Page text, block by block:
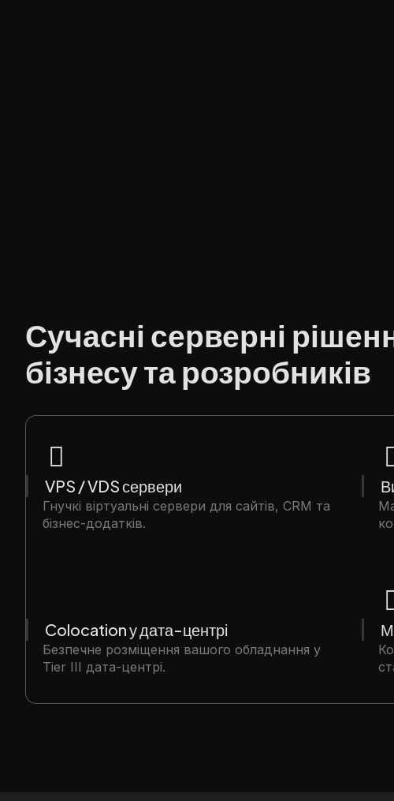
Сучасні серверні
бізнесу та розробників
VPS / VDS сервери
Гнучкі віртуальні сервери для сайтів, CRM та
бізнес-додатків.
Colocation у дата-центрі
Безпечне розміщення вашого обладнання у
Tier III дата-центрі.